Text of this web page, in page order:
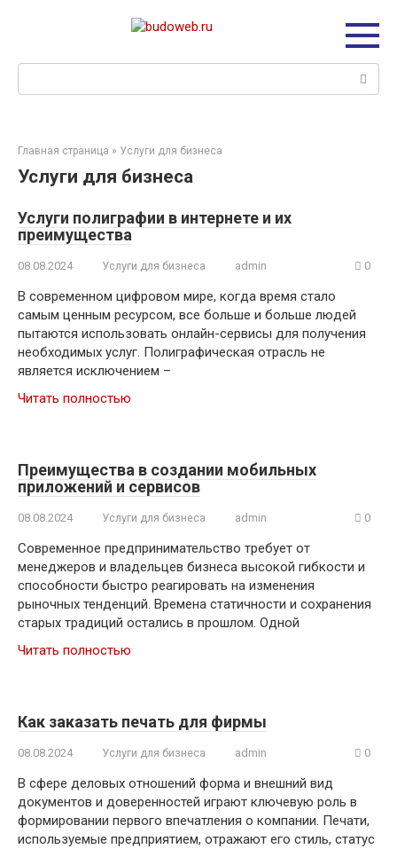
Главная страница » Услуги для бизнеса
Услуги для бизнеса
Услуги полиграфии в интернете и их
преимущества
08.08.2024 Услуги для бизнеса admin 0
В современном цифровом мире, когда время стало
самым ценным ресурсом, все больше и больше людей
пытаются использовать онлайн-сервисы для получения
необходимых услуг. Полиграфическая отрасль не
является исключением –
Читать полностью
Преимущества в создании мобильных
приложений и сервисов
08.08.2024 Услуги для бизнеса admin 0
Современное предпринимательство требует от
менеджеров и владельцев бизнеса высокой гибкости и
способности быстро реагировать на изменения
рыночных тенденций. Времена статичности и сохранения
старых традиций остались в прошлом. Одной
Читать полностью
Как заказать печать для фирмы
08.08.2024 Услуги для бизнеса admin 0
В сфере деловых отношений форма и внешний вид
документов и доверенностей играют ключевую роль в
формировании первого впечатления о компании. Печати,
используемые предприятием, отражают его стиль, статус